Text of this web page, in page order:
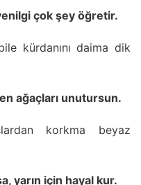
çok şey öğretir.
kürdanını daima dik
ağaçları unutursun.
korkma beyaz
yarın için hayal kur.